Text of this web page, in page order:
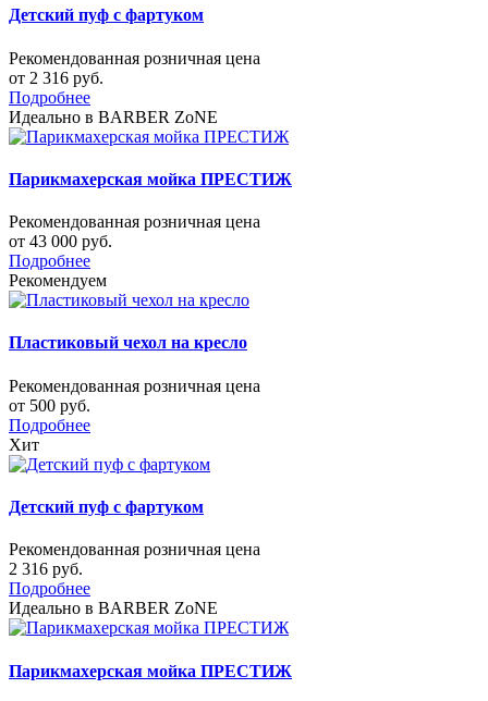
Детский пуф с фартуком
Рекомендованная розничная цена
от 2 316 руб.
Подробнее
Идеально в BARBER ZoNE
Парикмахерская мойка ПРЕСТИЖ
Рекомендованная розничная цена
от 43 000 руб.
Подробнее
Рекомендуем
Пластиковый чехол на кресло
Рекомендованная розничная цена
от 500 руб.
Подробнее
Хит
Детский пуф с фартуком
Рекомендованная розничная цена
2 316 руб.
Подробнее
Идеально в BARBER ZoNE
Парикмахерская мойка ПРЕСТИЖ